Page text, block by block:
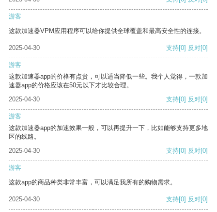
游客
这款加速器VPM应用程序可以给你提供全球覆盖和最高安全性的连接。
2025-04-30 支持[0] 反对[0]
游客
这款加速器app的价格有点贵，可以适当降低一些。我个人觉得，一款加
速器app的价格应该在50元以下才比较合理。
2025-04-30
支持[0] 反对[0]
游客
这款加速器app的加速效果一般，可以再提升一下，比如能够支持更多地
区的线路。
2025-04-30
支持[0] 反对[0]
游客
这款app的商品种类非常丰富，可以满足我所有的购物需求。
2025-04-30 支持[0] 反对[0]